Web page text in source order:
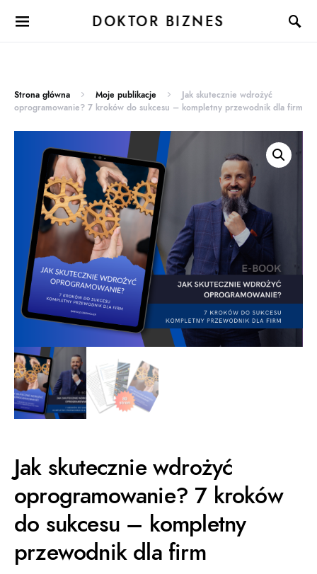
DOKTOR BIZNES
Strona główna Moje publikacje
Jak skutecznie wdrożyć
oprogramowanie? 7 kroków do sukcesu – kompletny przewodnik dla firm
Jak skutecznie wdrożyć
oprogramowanie? 7 kroków
do sukcesu – kompletny
przewodnik dla firm